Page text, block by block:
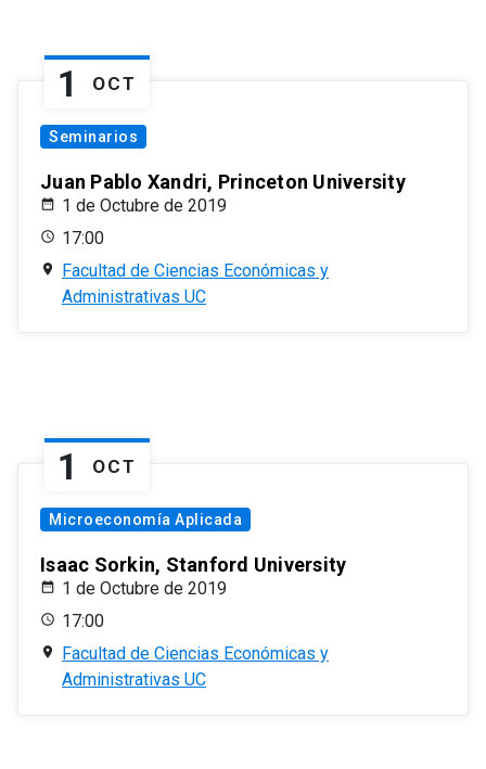
1 OCT
Seminarios
Juan Pablo Xandri, Princeton University
1 de Octubre de 2019
17:00
Facultad de Ciencias Económicas y
Administrativas UC
1 OCT
Microeconomía Aplicada
Isaac Sorkin, Stanford University
1 de Octubre de 2019
17:00
Facultad de Ciencias Económicas y
Administrativas UC